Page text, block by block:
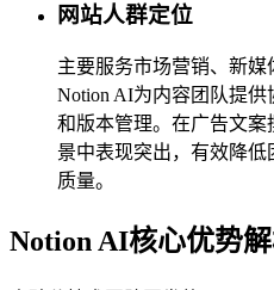
网站人群定位
主要服务市场营销、新媒
Notion AI为内容团队提
和版本管理。在广告文
景中表现突出，有效降
质量。
Notion AI核心优势